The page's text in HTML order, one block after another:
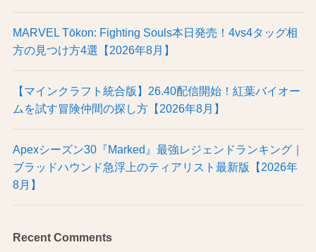
MARVEL Tōkon: Fighting Souls本日発売！4vs4タッグ相
方の見つけ方4選【2026年8月】
【マインクラフト統合版】26.40配信開始！紅葉バイオー
ムを試す冒険仲間の探し方【2026年8月】
Apexシーズン30『Marked』最強レジェンドランキング｜
ブラッドハウンド急浮上のティアリスト最新版【2026年
8月】
Recent Comments